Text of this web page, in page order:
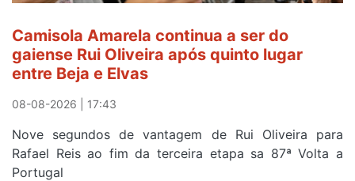
Camisola Amarela continua a ser do
gaiense Rui Oliveira após quinto lugar
entre Beja e Elvas
08-08-2026 | 17:43
Nove segundos de vantagem de Rui Oliveira para
Rafael Reis ao fim da terceira etapa sa 87ª Volta a
Portugal